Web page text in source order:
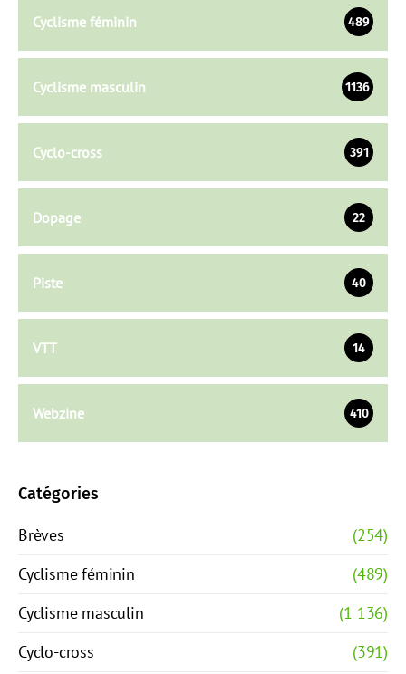
Cyclisme féminin 489
Cyclisme masculin 1136
Cyclo-cross 391
Dopage 22
Piste 40
VTT 14
Webzine 410
Catégories
Brèves
(254)
Cyclisme féminin
(489)
Cyclisme masculin
(1 136)
Cyclo-cross
(391)